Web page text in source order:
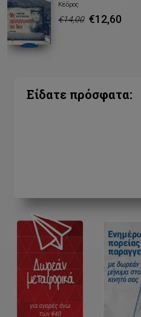
Κέδρος
€14,00 €12,60
Είδατε πρόσφατα: